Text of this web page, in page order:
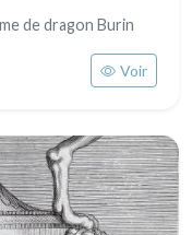
de dragon Burin
Voir